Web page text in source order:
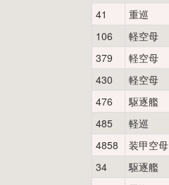
41
重巡
106
軽空母
379
軽空母
430
軽空母
476
駆逐艦
485
軽巡
4858
装甲空母
34
駆逐艦